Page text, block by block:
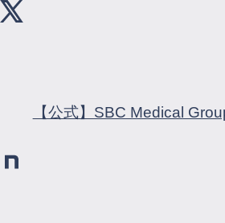
【公式】SBC Medical